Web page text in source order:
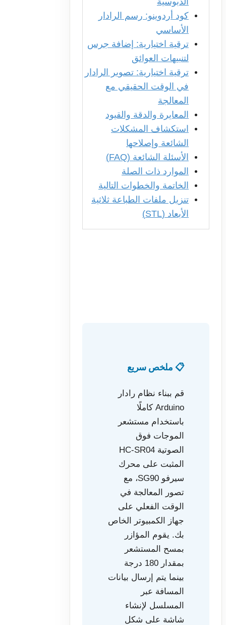
كود أردوينو: رسم الرادار
الأساسي
ترقية اختيارية: إضافة جرس
لتنبيهات العوائق
ترقية اختيارية: تصوير الرادار
في الوقت الحقيقي مع
المعالجة
المعايرة والدقة والقيود
استكشاف المشكلات
الشائعة وإصلاحها
الأسئلة الشائعة (FAQ)
الموارد ذات الصلة
الخاتمة والخطوات التالية
تنزيل ملفات الطباعة ثلاثية
الأبعاد (STL)
📋 ملخص سريع
قم ببناء نظام رادار
Arduino كاملًا
باستخدام مستشعر
الموجات فوق
الصوتية HC-SR04
المثبت على محرك
سيرفو SG90، مع
تصور المعالجة في
الوقت الفعلي على
جهاز الكمبيوتر الخاص
بك. يقوم المؤازر
بمسح المستشعر
بمقدار 180 درجة
بينما يتم إرسال بيانات
المسافة عبر
المسلسل لإنشاء
شاشة على شكل